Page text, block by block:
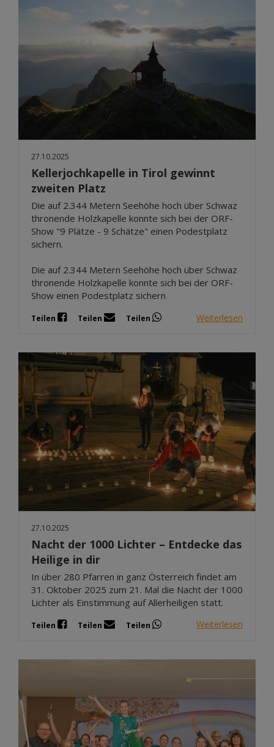
27.10.2025
Kellerjochkapelle in Tirol gewinnt
zweiten Platz
Die auf 2.344 Metern Seehöhe hoch über Schwaz
thronende Holzkapelle konnte sich bei der ORF-
Show "9 Plätze - 9 Schätze" einen Podestplatz
sichern.
Die auf 2.344 Metern Seehöhe hoch über Schwaz
thronende Holzkapelle konnte sich bei der ORF-
Show einen Podestplatz sichern
Teilen Teilen Teilen Weiterlesen
27.10.2025
Nacht der 1000 Lichter – Entdecke das
Heilige in dir
In über 280 Pfarren in ganz Österreich findet am
31. Oktober 2025 zum 21. Mal die Nacht der 1000
Lichter als Einstimmung auf Allerheiligen statt.
Teilen Teilen Teilen Weiterlesen